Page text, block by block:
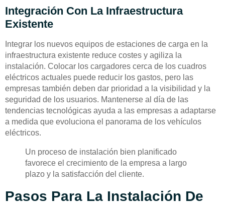
Integración Con La Infraestructura
Existente
Integrar los nuevos equipos de estaciones de carga en la
infraestructura existente reduce costes y agiliza la
instalación. Colocar los cargadores cerca de los cuadros
eléctricos actuales puede reducir los gastos, pero las
empresas también deben dar prioridad a la visibilidad y la
seguridad de los usuarios. Mantenerse al día de las
tendencias tecnológicas ayuda a las empresas a adaptarse
a medida que evoluciona el panorama de los vehículos
eléctricos.
Un proceso de instalación bien planificado
favorece el crecimiento de la empresa a largo
plazo y la satisfacción del cliente.
Pasos Para La Instalación De